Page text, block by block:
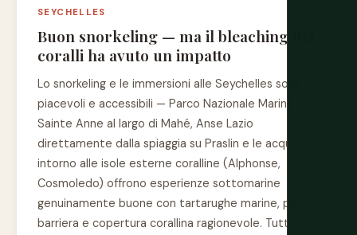
SEYCHELLES
Buon snorkeling — ma il bleaching dei
coralli ha avuto un impatto
Lo snorkeling e le immersioni alle Seychelles sono
piacevoli e accessibili — Parco Nazionale Marino
Sainte Anne al largo di Mahé, Anse Lazio
direttamente dalla spiaggia su Praslin e le acque
intorno alle isole esterne coralline (Alphonse,
Cosmoledo) offrono esperienze sottomarine
genuinamente buone con tartarughe marine, pesci
barriera e copertura corallina ragionevole. Tuttavia,